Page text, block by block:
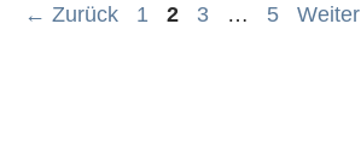
← Zurück Seite
1 Seite
2 Seite
3 … Seite
5 Weiter